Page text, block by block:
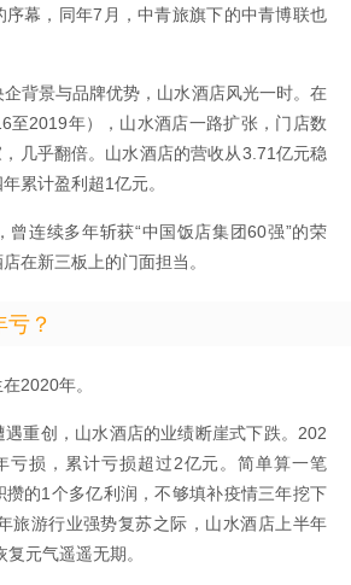
序幕，同年7月，中青旅旗下的中青博联也
背景与品牌优势，山水酒店风光一时。在
至2019年），山水酒店一路扩张，门店数
几乎翻倍。山水酒店的营收从3.71亿元稳
累计盈利超1亿元。
曾连续多年斩获“中国饭店集团60强”的荣
在新三板上的门面担当。
？
2020年。
重创，山水酒店的业绩断崖式下跌。202
亏损，累计亏损超过2亿元。简单算一笔
攒的1个多亿利润，不够填补疫情三年挖下
旅游行业强势复苏之际，山水酒店上半年
元气遥遥无期。